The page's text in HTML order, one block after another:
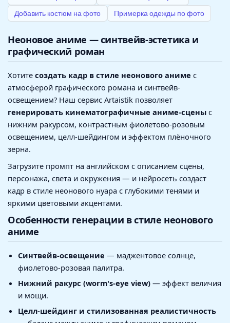
Добавить костюм на фото
Примерка одежды по фото
Неоновое аниме — синтвейв-эстетика и
графический роман
Хотите создать кадр в стиле неонового аниме с
атмосферой графического романа и синтвейв-
освещением? Наш сервис Artaistik позволяет
генерировать кинематографичные аниме-сцены с
нижним ракурсом, контрастным фиолетово-розовым
освещением, целл-шейдингом и эффектом плёночного
зерна.
Загрузите промпт на английском с описанием сцены,
персонажа, света и окружения — и нейросеть создаст
кадр в стиле неонового нуара с глубокими тенями и
яркими цветовыми акцентами.
Особенности генерации в стиле неонового
аниме
Синтвейв-освещение — маджентовое солнце,
фиолетово-розовая палитра.
Нижний ракурс (worm's-eye view)— эффект величия
и мощи.
Целл-шейдинг и стилизованная реалистичность